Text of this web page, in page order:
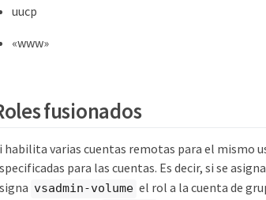
uucp
«www»
fusionados
habilita varias cuentas remotas para el mismo
para las cuentas. Es decir, si se asigna
vsadmin-volume el rol a la cuenta de